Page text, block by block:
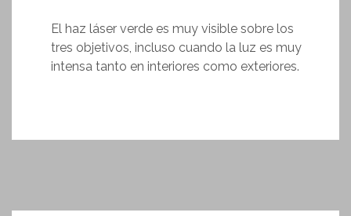
El haz láser verde es muy visible sobre los
tres objetivos, incluso cuando la luz es muy
intensa tanto en interiores como exteriores.